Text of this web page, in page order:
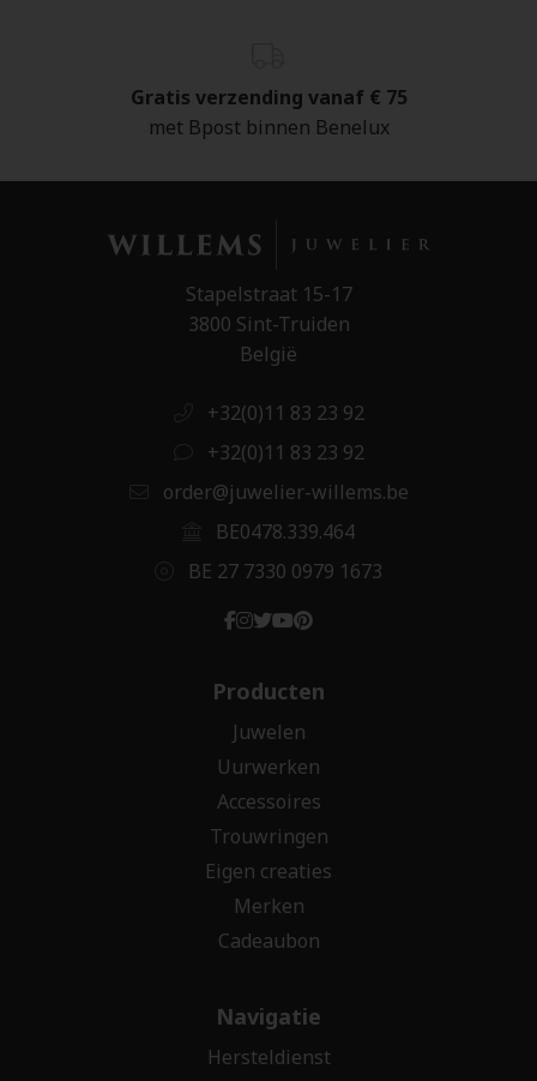
Gratis verzending vanaf € 75
met Bpost binnen Benelux
Stapelstraat 15-17
3800 Sint-Truiden
België
+32(0)11 83 23 92
+32(0)11 83 23 92
order@juwelier-willems.be
BE0478.339.464
BE 27 7330 0979 1673
Producten
Juwelen
Uurwerken
Accessoires
Trouwringen
Eigen creaties
Merken
Cadeaubon
Navigatie
Hersteldienst